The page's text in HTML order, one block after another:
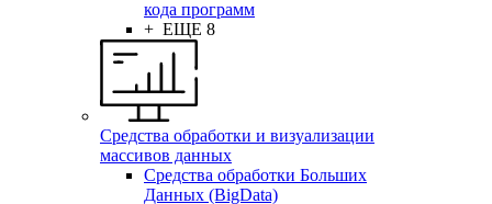
кода программ
+ ЕЩЕ 8
Средства обработки и визуализации
массивов данных
Средства обработки Больших
Данных (BigData)